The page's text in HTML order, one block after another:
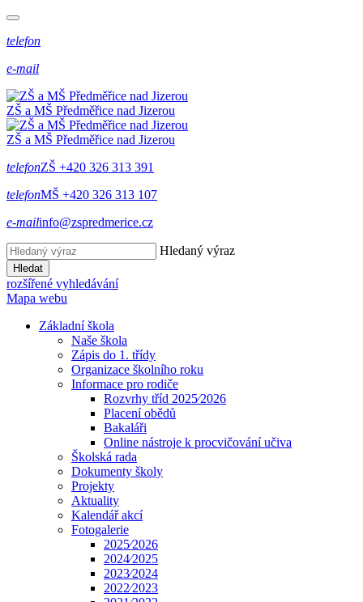
telefon
e-mail
ZŠ a MŠ Předměřice nad Jizerou
ZŠ a MŠ Předměřice nad Jizerou
telefonZŠ +420 326 313 391
telefonMŠ +420 326 313 107
e-mailinfo@zspredmerice.cz
Hledaný výraz
Hledat
rozšířené vyhledávání
Mapa webu
Základní škola
Naše škola
Zápis do 1. třídy
Organizace školního roku
Informace pro rodiče
Rozvrhy tříd 2025⁄2026
Placení obědů
Bakaláři
Online nástroje k procvičování učiva
Školská rada
Dokumenty školy
Projekty
Aktuality
Kalendář akcí
Fotogalerie
2025⁄2026
2024⁄2025
2023⁄2024
2022⁄2023